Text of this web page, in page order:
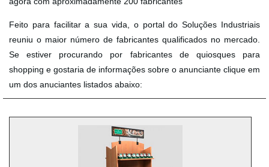
Feito para facilitar a sua vida, o portal do Soluções Industriais
reuniu o maior número de fabricantes qualificados no mercado.
Se estiver procurando por fabricantes de quiosques para
shopping e gostaria de informações sobre o anunciante clique em
um dos anuciantes listados abaixo: